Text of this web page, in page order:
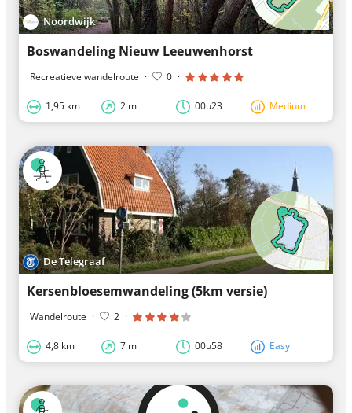
Noordwijk
Boswandeling Nieuw Leeuwenhorst
Recreatieve wandelroute · 0 ·
1,95 km 2 m 00u23 Medium
De Telegraaf
Kersenbloesemwandeling (5km versie)
Wandelroute · 2 ·
4,8 km 7 m 00u58 Easy